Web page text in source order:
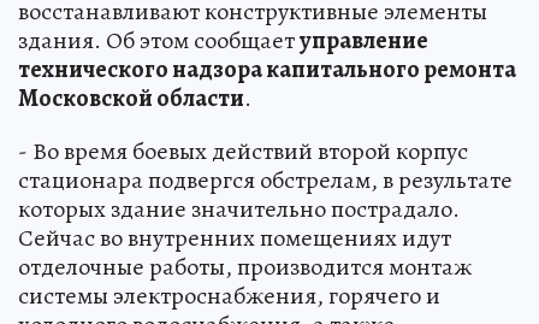
восстанавливают конструктивные элементы
здания. Об этом сообщаетуправление
технического надзора капитального ремонта
Московской области.
- Во время боевых действий второй корпус
стационара подвергся обстрелам, в результате
которых здание значительно пострадало.
Сейчас во внутренних помещениях идут
отделочные работы, производится монтаж
системы электроснабжения, горячего и